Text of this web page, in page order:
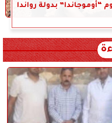
بدولة رواندا